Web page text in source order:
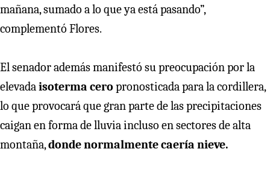
mañana, sumado a lo que ya está pasando”,
complementó Flores.
El senador además manifestó su preocupación por la
elevadaisoterma cero pronosticada para la cordillera,
lo que provocará que gran parte de las precipitaciones
caigan en forma de lluvia incluso en sectores de alta
montaña,donde normalmente caería nieve.